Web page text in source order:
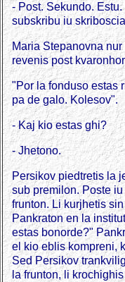
- Post. Sekundo.
subskribu iu
Maria Stepanovna
revenis post
"Por la fonduso estas
pa de galo. Kolesov".
- Kaj kio estas ghi?
- Jhetono.
Persikov piedtretis la
sub premilon. Poste
frunton. Li kurjhetis
Pankraton en la
estas bonorde?"
el kio eblis kompreni,
Sed Persikov
la frunton, li